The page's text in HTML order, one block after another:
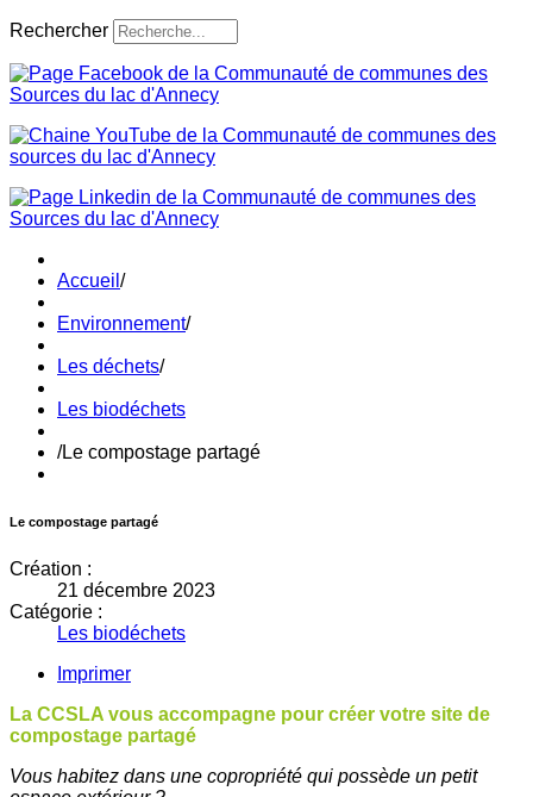
Rechercher
Accueil /
Environnement/
Les déchets/
Les biodéchets
/Le compostage partagé
Le compostage partagé
Création :
21 décembre 2023
Catégorie :
Les biodéchets
Imprimer
La CCSLA vous accompagne pour créer votre site de
compostage partagé
Vous habitez dans une copropriété qui possède un petit